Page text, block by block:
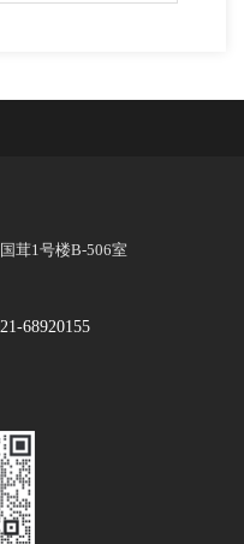
茸1号楼B-506室
68920155